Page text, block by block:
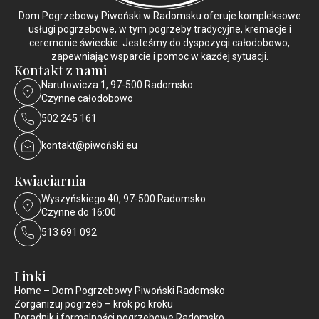
Dom Pogrzebowy Piwoński w Radomsku oferuje kompleksowe
usługi pogrzebowe, w tym pogrzeby tradycyjne, kremacje i
ceremonie świeckie. Jesteśmy do dyspozycji całodobowo,
zapewniając wsparcie i pomoc w każdej sytuacji.
Kontakt z nami
Narutowicza 1, 97-500 Radomsko
Czynne całodobowo
502 245 161
kontakt@piwoński.eu
Kwiaciarnia
Wyszyńskiego 40, 97-500 Radomsko
Czynne do 16:00
513 691 092
Linki
Home – Dom Pogrzebowy Piwoński Radomsko
Zorganizuj pogrzeb – krok po kroku